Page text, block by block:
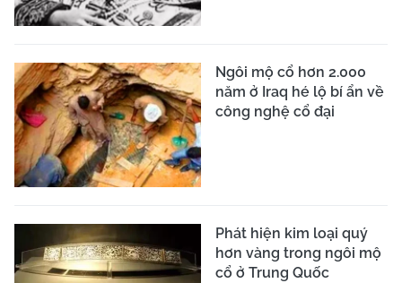
Ngôi mộ cổ hơn 2.000
năm ở Iraq hé lộ bí ẩn về
công nghệ cổ đại
Phát hiện kim loại quý
hơn vàng trong ngôi mộ
cổ ở Trung Quốc